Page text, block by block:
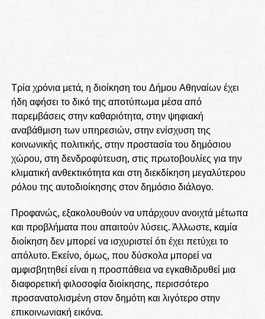
Τρία χρόνια μετά, η διοίκηση του Δήμου Αθηναίων έχει
ήδη αφήσει το δικό της αποτύπωμα μέσα από
παρεμβάσεις στην καθαριότητα, στην ψηφιακή
αναβάθμιση των υπηρεσιών, στην ενίσχυση της
κοινωνικής πολιτικής, στην προστασία του δημόσιου
χώρου, στη δενδροφύτευση, στις πρωτοβουλίες για την
κλιματική ανθεκτικότητα και στη διεκδίκηση μεγαλύτερου
ρόλου της αυτοδιοίκησης στον δημόσιο διάλογο.
Προφανώς, εξακολουθούν να υπάρχουν ανοιχτά μέτωπα
και προβλήματα που απαιτούν λύσεις. Άλλωστε, καμία
διοίκηση δεν μπορεί να ισχυριστεί ότι έχει πετύχει το
απόλυτο. Εκείνο, όμως, που δύσκολα μπορεί να
αμφισβητηθεί είναι η προσπάθεια να εγκαθιδρυθεί μια
διαφορετική φιλοσοφία διοίκησης, περισσότερο
προσανατολισμένη στον δημότη και λιγότερο στην
επικοινωνιακή εικόνα.